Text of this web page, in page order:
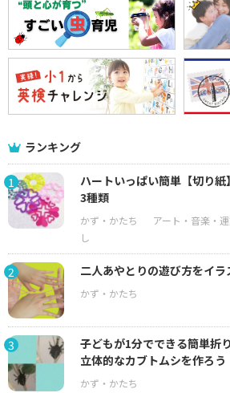
ランキング
1
ハートいっぱい簡単【切り
3種類
2 二人あやとりの遊び方をイ
3
子どもが1分でできる簡単折
立体的なカブトムシを作ろう